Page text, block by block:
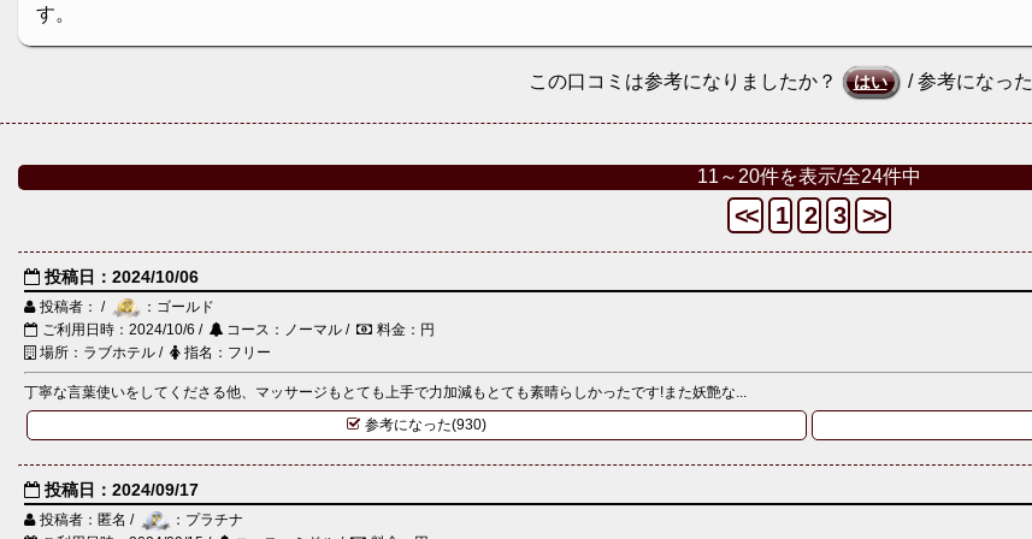
す。
この口コミは参考になりましたか？ はい / 参考になった
11～20件を表示/全24件中
<< 1 2 3 >>
投稿日：2024/10/06
投稿者： /
：ゴールド
ご利用日時：2024/10/6 /
コース：ノーマル /
料金：円
場所：ラブホテル /
指名：フリー
丁寧な言葉使いをしてくださる他、マッサージもとても上手で力加減もとても素晴らしかったです!また妖艶な...
参考になった(930)
投稿日：2024/09/17
投稿者：匿名 /
：プラチナ